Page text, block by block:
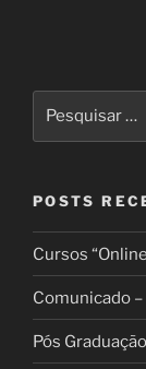
POSTS
Cursos
Comunicado –
Pós